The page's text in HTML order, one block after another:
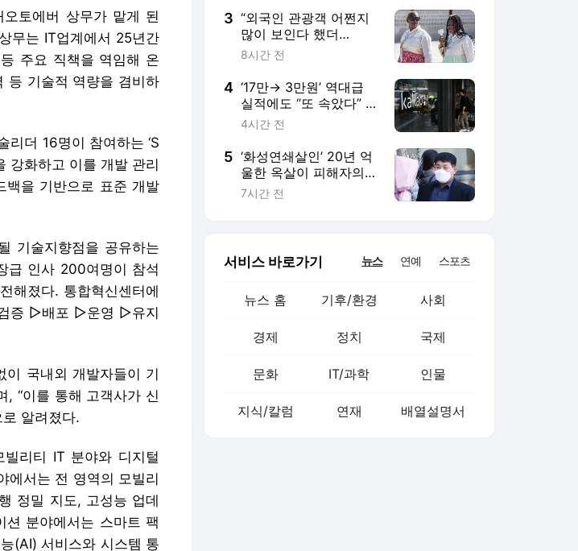
토에버 상무가 맡게 된
무는 IT업계에서 25년간
주요 직책을 역임해 온
등 기술적 역량을 겸비하
리더 16명이 참여하는 ‘S
강화하고 이를 개발 관리
백을 기반으로 표준 개발
기술지향점을 공유하는
급 인사 200여명이 참석
해졌다. 통합혁신센터에
증 ▷배포 ▷운영 ▷유지
이 국내외 개발자들이 기
, “이를 통해 고객사가 신
알려졌다.
빌리티 IT 분야와 디지털
에서는 전 영역의 모빌리
정밀 지도, 고성능 업데
션 분야에서는 스마트 팩
(AI) 서비스와 시스템 통
3 “외국인 관광객 어쩐지
많이 보인다 했더
니…”여행수지, 69분기
8시간 전
4 ‘17만→ 3만원’ 역대급
실적에도 “또 속았다” 아
우성…국민메신저, 왜?
4시간 전
5 ‘화성연쇄살인’ 20년 억
울한 옥살이 피해자의
일침…檢 보완수사 폐지
7시간 전
서비스 바로가기 뉴스 연예 스포츠
뉴스 홈 기후/환경 사회
경제 정치 국제
문화 IT/과학 인물
지식/칼럼 연재 배열설명서